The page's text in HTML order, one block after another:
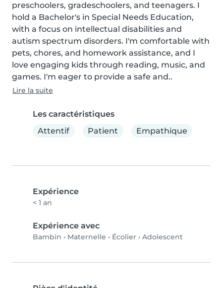
preschoolers, gradeschoolers, and teenagers. I
hold a Bachelor's in Special Needs Education,
with a focus on intellectual disabilities and
autism spectrum disorders. I'm comfortable with
pets, chores, and homework assistance, and I
love engaging kids through reading, music, and
games. I'm eager to provide a safe and..
Lire la suite
Les caractéristiques
Attentif
Patient Empathique
Expérience
< 1 an
Expérience avec
Bambin • Maternelle • Écolier • Adolescent